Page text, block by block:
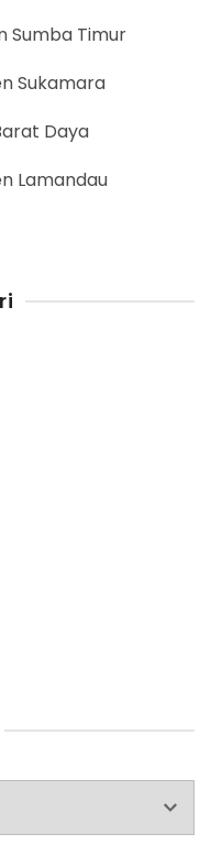
Sumba Timur
Sukamara
Daya
Lamandau